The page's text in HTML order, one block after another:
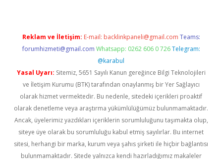
Reklam ve İletişim: E-mail: backlinkpaneli@gmail.com Teams:
forumhizmeti@gmail.com Whatsapp: 0262 606 0 726 Telegram:
@karabul
Yasal Uyarı: Sitemiz, 5651 Sayılı Kanun gereğince Bilgi Teknolojileri
ve İletişim Kurumu (BTK) tarafından onaylanmış bir Yer Sağlayıcı
olarak hizmet vermektedir. Bu nedenle, sitedeki içerikleri proaktif
olarak denetleme veya araştırma yükümlülüğümüz bulunmamaktadır.
Ancak, üyelerimiz yazdıkları içeriklerin sorumluluğunu taşımakta olup,
siteye üye olarak bu sorumluluğu kabul etmiş sayılırlar. Bu internet
sitesi, herhangi bir marka, kurum veya şahıs şirketi ile hiçbir bağlantısı
bulunmamaktadır. Sitede yalnızca kendi hazırladığımız makaleler